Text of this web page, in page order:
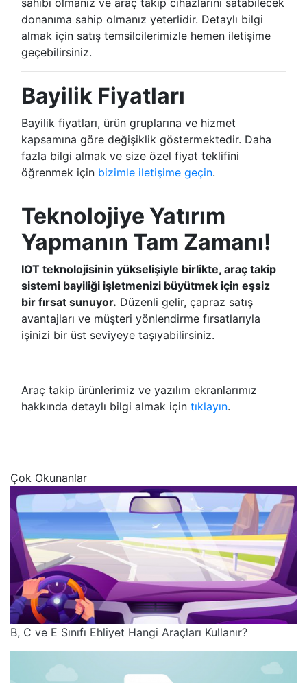
donanıma sahip olmanız yeterlidir. Detaylı bilgi
almak için satış temsilcilerimizle hemen iletişime
geçebilirsiniz.
Bayilik Fiyatları
Bayilik fiyatları, ürün gruplarına ve hizmet
kapsamına göre değişiklik göstermektedir. Daha
fazla bilgi almak ve size özel fiyat teklifini
öğrenmek için bizimle iletişime geçin.
Teknolojiye Yatırım
Yapmanın Tam Zamanı!
IOT teknolojisinin yükselişiyle birlikte, araç takip
sistemi bayiliği işletmenizi büyütmek için eşsiz
bir fırsat sunuyor. Düzenli gelir, çapraz satış
avantajları ve müşteri yönlendirme fırsatlarıyla
işinizi bir üst seviyeye taşıyabilirsiniz.
Araç takip ürünlerimiz ve yazılım ekranlarımız
hakkında detaylı bilgi almak için tıklayın.
Çok Okunanlar
B, C ve E Sınıfı Ehliyet Hangi Araçları Kullanır?